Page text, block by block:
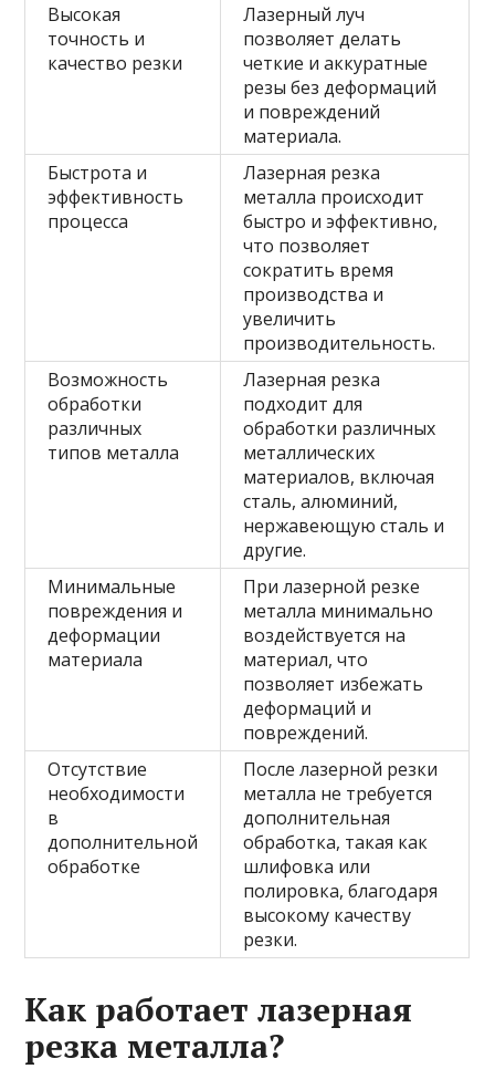
Высокая
точность и
качество резки
Лазерный луч
позволяет делать
четкие и аккуратные
резы без деформаций
и повреждений
материала.
Быстрота и
эффективность
процесса
Лазерная резка
металла происходит
быстро и эффективно,
что позволяет
сократить время
производства и
увеличить
производительность.
Возможность
обработки
различных
типов металла
Лазерная резка
подходит для
обработки различных
металлических
материалов, включая
сталь, алюминий,
нержавеющую сталь и
другие.
Минимальные
повреждения и
деформации
материала
При лазерной резке
металла минимально
воздействуется на
материал, что
позволяет избежать
деформаций и
повреждений.
Отсутствие
необходимости
в
дополнительной
обработке
После лазерной резки
металла не требуется
дополнительная
обработка, такая как
шлифовка или
полировка, благодаря
высокому качеству
резки.
Как работает лазерная
резка металла?